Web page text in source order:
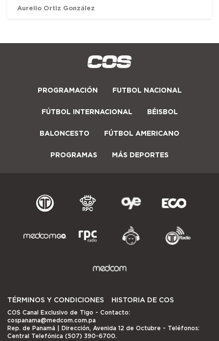
Aurelio Ortiz González
PROGRAMACIÓN FUTBOL NACIONAL
FÚTBOL INTERNACIONAL BÉISBOL
BALONCESTO FÚTBOL AMERICANO
PROGRAMAS MÁS DEPORTES
TÉRMINOS Y CONDICIONES HISTORIA DE COS
COS Canal Exclusivo de Tigo - Contacto:
cospanama@medcom.com.pa
Rep. de Panamá | Dirección, Avenida 12 de Octubre - Teléfonos:
Central Telefónica (507) 390-6700.